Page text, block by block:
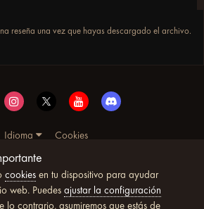
reseña una vez que hayas descargado el archivo.
Idioma
Cookies
2025. Todos los derechos
reservados
by Invision Community
cookiesen tu dispositivo para ayudar
web. Puedes ajustar la configuración
lo contrario, asumiremos que estás de